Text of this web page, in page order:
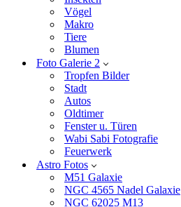
Vögel
Makro
Tiere
Blumen
Foto Galerie 2
Tropfen Bilder
Stadt
Autos
Oldtimer
Fenster u. Türen
Wabi Sabi Fotografie
Feuerwerk
Astro Fotos
M51 Galaxie
NGC 4565 Nadel Galaxie
NGC 62025 M13